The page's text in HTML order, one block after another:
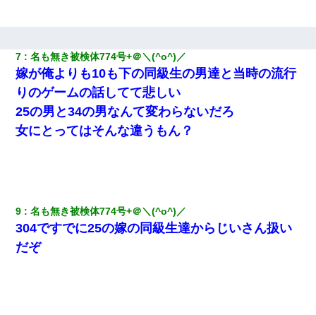
彼氏の家に泊まる事になり、ゲームで盛り上がってさぁ寝よう！
と電気を消すとミシッって音が…彼「ちょっと待ってて」→勢い
よくドアを開けるとなんと…
「お前の父ちゃんは自宅警備員」とかからかわれたけど、実はと
んでもない仕事に就いていた
彼にプロポーズされたんだけど、実は資産家だと知って婚約破棄
した。B子「A男くんと別れたって本当？私が付き合ってもい
い？」
7 名も無き被検体774号+＠＼(^o^)／
嫁が俺よりも10も下の同級生の男達と当時の流行
りのゲームの話してて悲しい
25の男と34の男なんて変わらないだろ
女にとってはそんな違うもん？
9 名も無き被検体774号+＠＼(^o^)／
304ですでに25の嫁の同級生達からじいさん扱い
だぞ